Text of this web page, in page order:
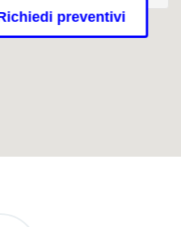
Richiedi preventivi